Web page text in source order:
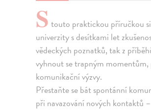
S touto praktickou příručkou
univerzity s desítkami let
vědeckých poznatků, tak z
vyhnout se trapným
komunikační výzvy.
Přestaňte se bát spontánní
při navazování nových kontaktů